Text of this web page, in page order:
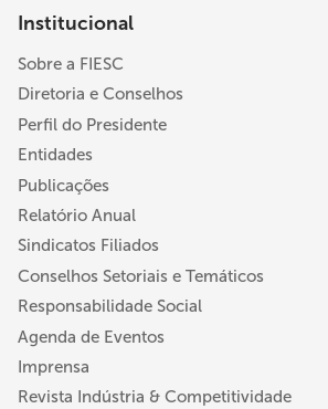
Institucional
Sobre a FIESC
Diretoria e Conselhos
Perfil do Presidente
Entidades
Publicações
Relatório Anual
Sindicatos Filiados
Conselhos Setoriais e Temáticos
Responsabilidade Social
Agenda de Eventos
Imprensa
Revista Indústria & Competitividade